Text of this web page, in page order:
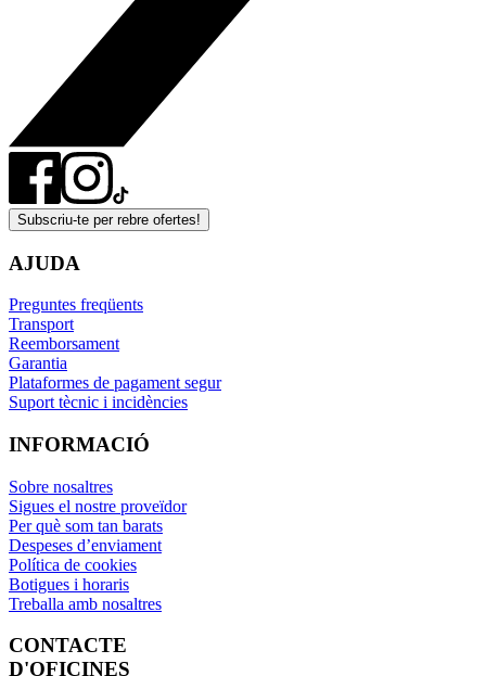
Subscriu-te per rebre ofertes!
AJUDA
Preguntes freqüents
Transport
Reemborsament
Garantia
Plataformes de pagament segur
Suport tècnic i incidències
INFORMACIÓ
Sobre nosaltres
Sigues el nostre proveïdor
Per què som tan barats
Despeses d’enviament
Política de cookies
Botigues i horaris
Treballa amb nosaltres
CONTACTE
D'OFICINES